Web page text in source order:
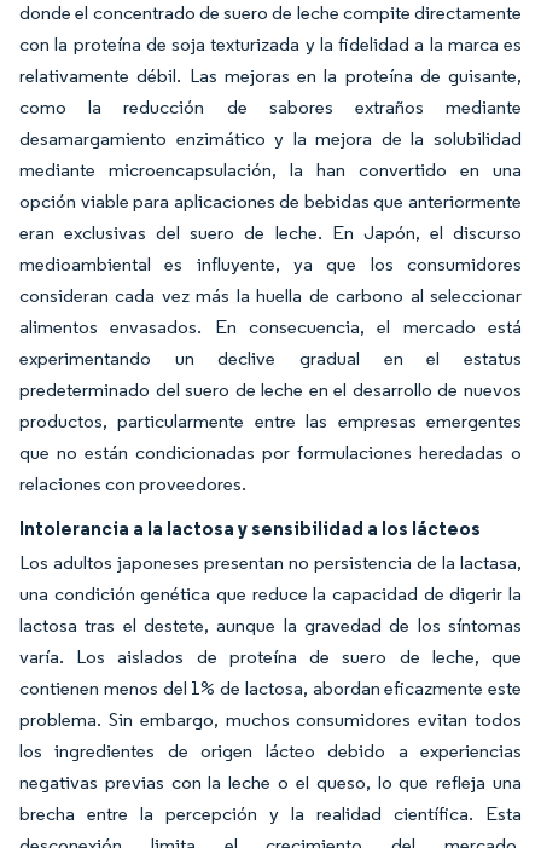
donde el concentrado de suero de leche compite directamente
con la proteína de soja texturizada y la fidelidad a la marca es
relativamente débil. Las mejoras en la proteína de guisante,
como la reducción de sabores extraños mediante
desamargamiento enzimático y la mejora de la solubilidad
mediante microencapsulación, la han convertido en una
opción viable para aplicaciones de bebidas que anteriormente
eran exclusivas del suero de leche. En Japón, el discurso
medioambiental es influyente, ya que los consumidores
consideran cada vez más la huella de carbono al seleccionar
alimentos envasados. En consecuencia, el mercado está
experimentando un declive gradual en el estatus
predeterminado del suero de leche en el desarrollo de nuevos
productos, particularmente entre las empresas emergentes
que no están condicionadas por formulaciones heredadas o
relaciones con proveedores.
Intolerancia a la lactosa y sensibilidad a los lácteos
Los adultos japoneses presentan no persistencia de la lactasa,
una condición genética que reduce la capacidad de digerir la
lactosa tras el destete, aunque la gravedad de los síntomas
varía. Los aislados de proteína de suero de leche, que
contienen menos del 1% de lactosa, abordan eficazmente este
problema. Sin embargo, muchos consumidores evitan todos
los ingredientes de origen lácteo debido a experiencias
negativas previas con la leche o el queso, lo que refleja una
brecha entre la percepción y la realidad científica. Esta